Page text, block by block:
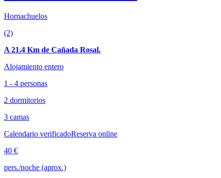
Hornachuelos
(2)
A 21.4 Km de Cañada Rosal.
Alojamiento entero
1 - 4 personas
2 dormitorios
3 camas
Calendario verificadoReserva online
40 €
pers./noche (aprox.)